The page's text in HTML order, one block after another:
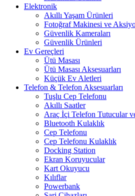
Elektronik
Akıllı Yaşam Ürünleri
Fotoğraf Makinesi ve
Güvenlik Kameraları
Güvenlik Ürünleri
Ev Gereçleri
Ütü Masası
Ütü Masası Aksesuarları
Küçük Ev Aletleri
Telefon & Telefon Aksesuarları
Tuşlu Cep Telefonu
Akıllı Saatler
Araç İçi Telefon Tutucular
Bluetooth Kulaklık
Cep Telefonu
Cep Telefonu Kulaklık
Docking Station
Ekran Koruyucular
Kart Okuyucu
Kılıflar
Powerbank